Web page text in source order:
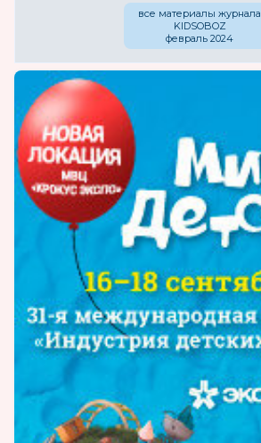
все материалы журнала
KIDSOBOZ
февраль 2024